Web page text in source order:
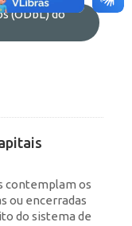
(ODbL) do
contemplam os
ou encerradas
do sistema de